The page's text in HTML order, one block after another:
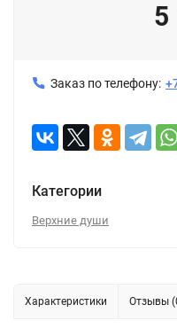
5
Заказ по телефону:
Категории
Верхние души
Характеристики Отзывы